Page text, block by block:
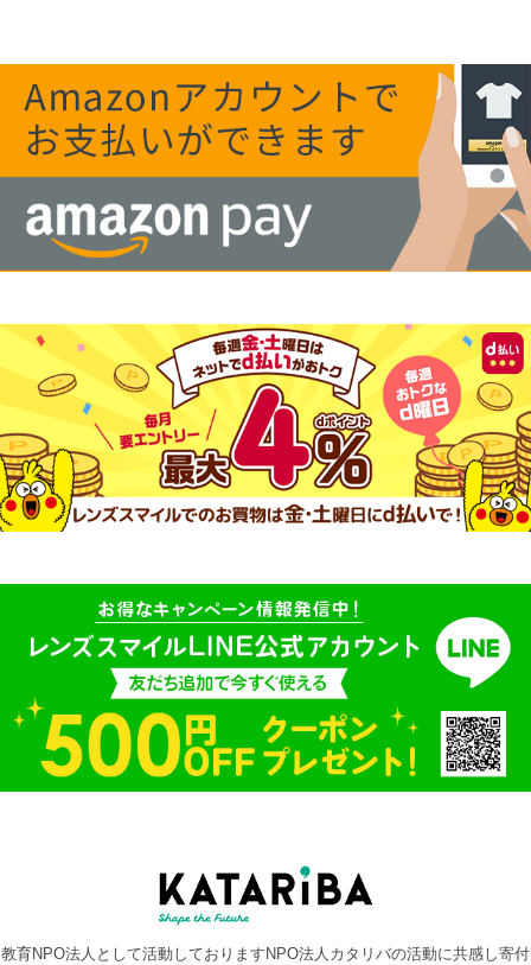
教育NPO法人として活動しておりますNPO法人カタリバの活動に共感し寄付